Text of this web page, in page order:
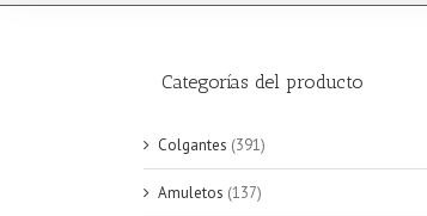
Categorías del producto
Colgantes (391)
Amuletos (137)